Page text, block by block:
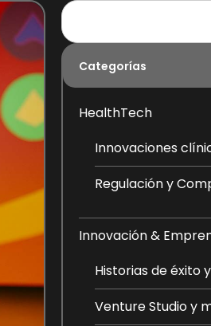
Categorías
HealthTech
Innovaciones
Regulación y
Innovación &
Historias de éxito
Venture Studio y